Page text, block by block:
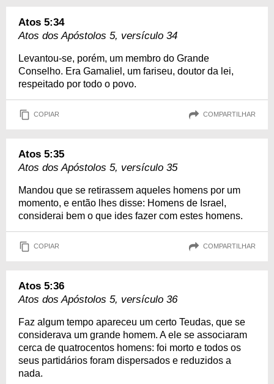
Atos 5:34
Atos dos Apóstolos 5, versículo 34
Levantou-se, porém, um membro do Grande
Conselho. Era Gamaliel, um fariseu, doutor da lei,
respeitado por todo o povo.
COPIAR COMPARTILHAR
Atos 5:35
Atos dos Apóstolos 5, versículo 35
Mandou que se retirassem aqueles homens por um
momento, e então lhes disse: Homens de Israel,
considerai bem o que ides fazer com estes homens.
COPIAR COMPARTILHAR
Atos 5:36
Atos dos Apóstolos 5, versículo 36
Faz algum tempo apareceu um certo Teudas, que se
considerava um grande homem. A ele se associaram
cerca de quatrocentos homens: foi morto e todos os
seus partidários foram dispersados e reduzidos a
nada.